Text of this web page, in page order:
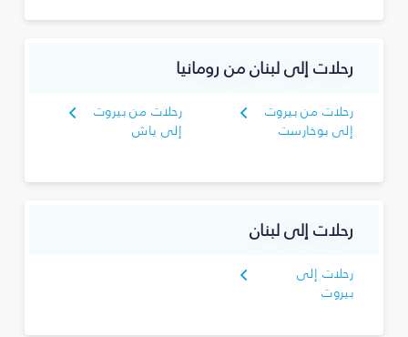
رحلات إلى لبنان من رومانيا
رحلات من بيروت
إلى بوخارست
رحلات من بيروت
إلى ياش
رحلات إلى لبنان
رحلات إلى
بيروت